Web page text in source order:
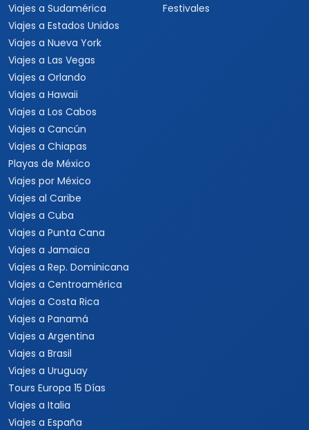
Viajes a Sudamérica
Viajes a Estados Unidos
Viajes a Nueva York
Viajes a Las Vegas
Viajes a Orlando
Viajes a Hawaii
Viajes a Los Cabos
Viajes a Cancún
Viajes a Chiapas
Playas de México
Viajes por México
Viajes al Caribe
Viajes a Cuba
Viajes a Punta Cana
Viajes a Jamaica
Viajes a Rep. Dominicana
Viajes a Centroamérica
Viajes a Costa Rica
Viajes a Panamá
Viajes a Argentina
Viajes a Brasil
Viajes a Uruguay
Tours Europa 15 Días
Viajes a Italia
Viajes a España
Festivales